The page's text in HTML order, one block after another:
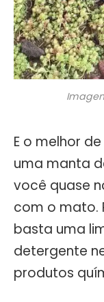
E o melhor
uma manta
você quase
com o mato.
basta uma
detergente
produtos